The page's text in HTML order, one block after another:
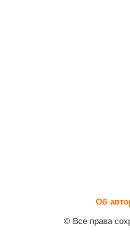
Об
© Все права